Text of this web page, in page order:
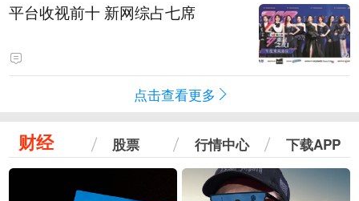
平台收视前十 新网综占七席
点击查看更多
财经 股票 行情中心 下载APP